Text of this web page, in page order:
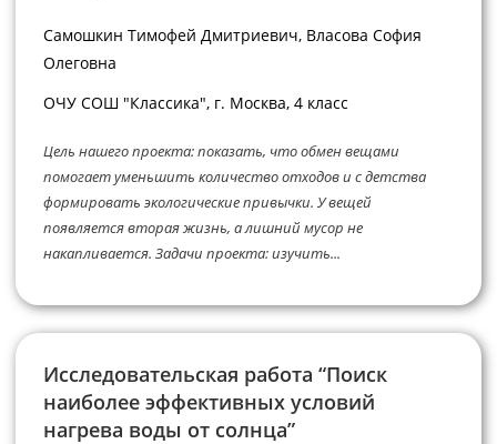
Самошкин Тимофей Дмитриевич, Власова София
Олеговна
ОЧУ СОШ "Классика", г. Москва, 4 класс
Цель нашего проекта: показать, что обмен вещами
помогает уменьшить количество отходов и с детства
формировать экологические привычки. У вещей
появляется вторая жизнь, а лишний мусор не
накапливается. Задачи проекта: изучить...
Исследовательская работа “Поиск
наиболее эффективных условий
нагрева воды от солнца”